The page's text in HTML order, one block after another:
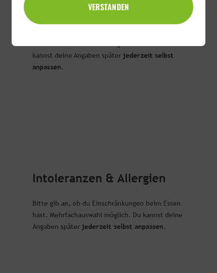
VERSTANDEN
Deine Ernährungsweise
kannst deine Angaben später jederzeit selbst
anpassen.
Intoleranzen & Allergien
Bitte gib an, ob du Einschränkungen beim Essen
hast. Mehrfachauswahl möglich. Du kannst deine
Angaben später jederzeit selbst anpassen .